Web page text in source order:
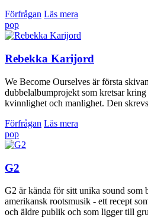
Förfrågan Läs mera
pop
Rebekka Karijord
We Become Ourselves är första
dubbelalbumprojekt som kretsar
kvinnlighet och manlighet. Den
Förfrågan Läs mera
pop
G2
G2 är kända för sitt unika sound som
amerikansk rootsmusik - ett recept
och äldre publik och som ligger till